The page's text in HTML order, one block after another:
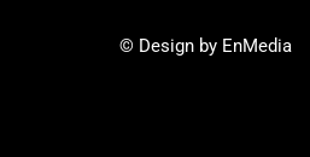
© Design by EnMedia